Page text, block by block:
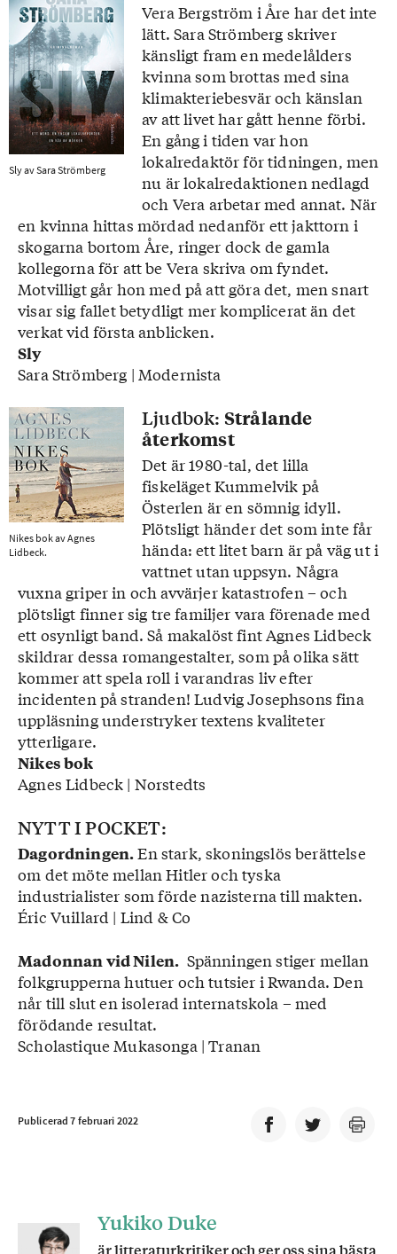
Sly av Sara Strömberg
Vera Bergström i Åre har det inte
lätt. Sara Strömberg skriver
känsligt fram en medelålders
kvinna som brottas med sina
klimakteriebesvär och känslan
av att livet har gått henne förbi.
En gång i tiden var hon
lokalredaktör för tidningen, men
nu är lokalredaktionen nedlagd
och Vera arbetar med annat. När
en kvinna hittas mördad nedanför ett jakttorn i
skogarna bortom Åre, ringer dock de gamla
kollegorna för att be Vera skriva om fyndet.
Motvilligt går hon med på att göra det, men snart
visar sig fallet betydligt mer komplicerat än det
verkat vid första anblicken.
Sly
Sara Strömberg | Modernista
Nikes bok av Agnes
Lidbeck.
Ljudbok: Strålande
återkomst
Det är 1980-tal, det lilla
fiskeläget Kummelvik på
Österlen är en sömnig idyll.
Plötsligt händer det som inte får
hända: ett litet barn är på väg ut i
vattnet utan uppsyn. Några
vuxna griper in och avvärjer katastrofen – och
plötsligt finner sig tre familjer vara förenade med
ett osynligt band. Så makalöst fint Agnes Lidbeck
skildrar dessa romangestalter, som på olika sätt
kommer att spela roll i varandras liv efter
incidenten på stranden! Ludvig Josephsons fina
uppläsning understryker textens kvaliteter
ytterligare.
Nikes bok
Agnes Lidbeck | Norstedts
NYTT I POCKET:
Dagordningen.En stark, skoningslös berättelse
om det möte mellan Hitler och tyska
industrialister som förde nazisterna till makten.
Éric Vuillard | Lind & Co
Madonnan vid Nilen. Spänningen stiger mellan
folkgrupperna hutuer och tutsier i Rwanda. Den
når till slut en isolerad internatskola – med
förödande resultat.
Scholastique Mukasonga | Tranan
Publicerad 7 februari 2022
Yukiko Duke